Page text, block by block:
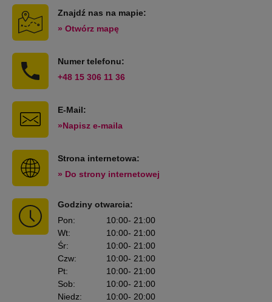
Znajdź nas na mapie:
» Otwórz mapę
Numer telefonu:
+48 15 306 11 36
E-Mail:
»Napisz e-maila
Strona internetowa:
» Do strony internetowej
Godziny otwarcia:
Pon: 10:00- 21:00
Wt: 10:00- 21:00
Śr: 10:00- 21:00
Czw: 10:00- 21:00
Pt: 10:00- 21:00
Sob: 10:00- 21:00
Niedz: 10:00- 20:00